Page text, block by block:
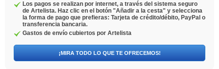
Los pagos se realizan por internet, a través del sistema seguro
de Artelista. Haz clic en el botón "Añadir a la cesta" y selecciona
la forma de pago que prefieras: Tarjeta de crédito/débito, PayPal o
transferencia bancaria.
Gastos de envío cubiertos por Artelista
¡MIRA TODO LO QUE TE OFRECEMOS!